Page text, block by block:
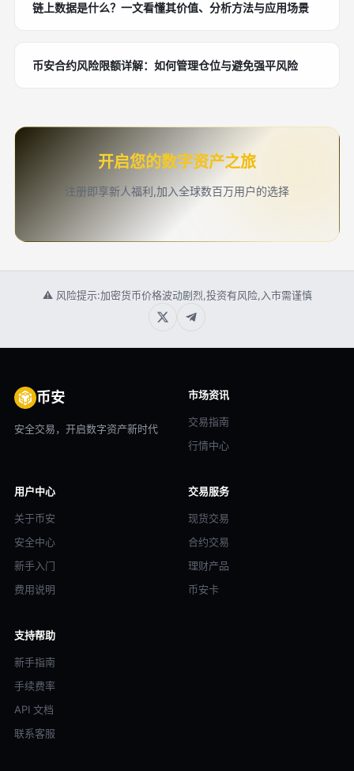
链上数据是什么？一文看懂其价值、分析方法与应用场景
币安合约风险限额详解：如何管理仓位与避免强平风险
开启您的数字资产之旅
注册即享新人福利,加入全球数百万用户的选择
⚠ 风险提示:加密货币价格波动剧烈,投资有风险,入市需谨慎
币安
安全交易，开启数字资产新时代
市场资讯
交易指南
行情中心
用户中心
关于币安
安全中心
新手入门
费用说明
交易服务
现货交易
合约交易
理财产品
币安卡
支持帮助
新手指南
手续费率
API 文档
联系客服